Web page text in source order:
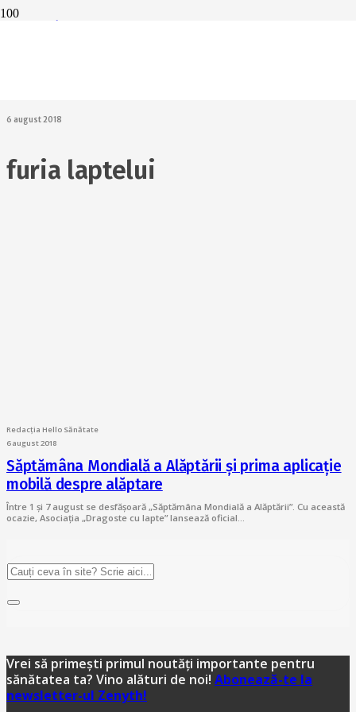
6 august 2018
furia laptelui
Redacția Hello Sănătate
6 august 2018
Săptămâna Mondială a Alăptării și prima aplicație
mobilă despre alăptare
Între 1 și 7 august se desfășoară „Săptămâna Mondială a Alăptării”. Cu această
ocazie, Asociația „Dragoste cu lapte” lansează oficial…
Vrei să primești primul noutăți importante pentru
sănătatea ta? Vino alături de noi! Abonează-te la
newsletter-ul Zenyth!